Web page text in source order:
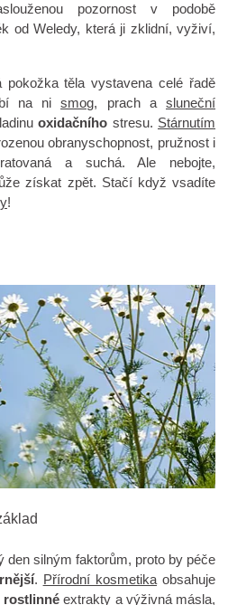
pozornost v podobě
od Weledy, která ji zklidní, vyživí,
pokožka těla vystavena celé řadě
na nismog, prach a sluneční
oxidačního stresu. Stárnutím
obranyschopnost, pružnost i
a suchá. Ale nebojte,
získat zpět. Stačí když vsadíte
!
den silným faktorům, proto by péče
. Přírodní kosmetikaobsahuje
rostlinné extrakty a výživná másla,